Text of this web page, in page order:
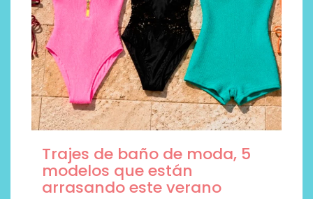
Trajes de baño de moda, 5
modelos que están
arrasando este verano